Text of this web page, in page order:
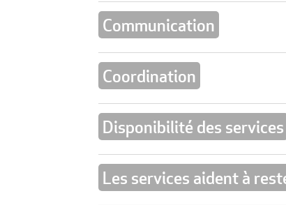
Communication
Coordination
Disponibilité des services
Les services aident à